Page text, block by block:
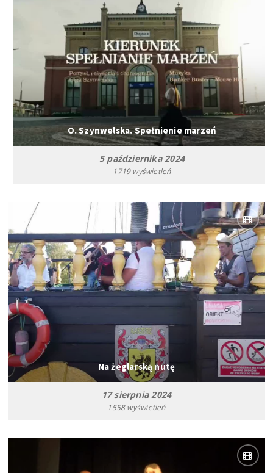
O. Szynwelska. Spełnienie marzeń
5 października 2024
1719 wyświetleń
Na żeglarską nutę
17 sierpnia 2024
1558 wyświetleń